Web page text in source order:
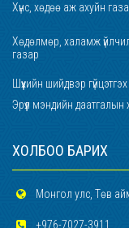
Хүнс, хөдөө аж ахуйн
Хөдөлмөр, халамж
газар
Шүүхийн шийдвэр
Эрүүл мэндийн даатгалын
ХОЛБОО БАРИХ
Монгол улс, Төв
+976-7027-3911